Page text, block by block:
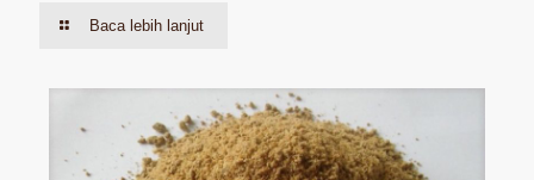
Baca lebih lanjut